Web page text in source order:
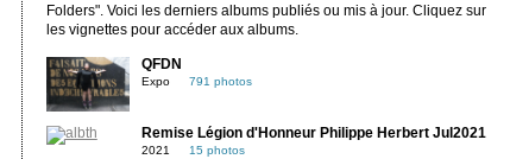
Folders". Voici les derniers albums publiés ou mis à jour. Cliquez sur
les vignettes pour accéder aux albums.
QFDN
Expo 791 photos
Remise Légion d'Honneur Philippe Herbert Jul2021
2021 15 photos